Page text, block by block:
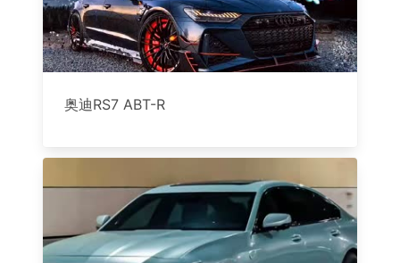
奥迪RS7 ABT-R